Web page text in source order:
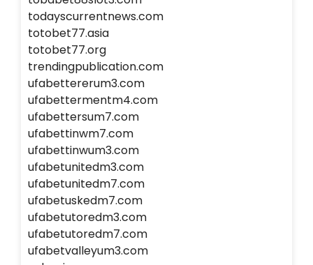
todayscurrentnews.com
totobet77.asia
totobet77.org
trendingpublication.com
ufabettererum3.com
ufabettermentm4.com
ufabettersum7.com
ufabettinwm7.com
ufabettinwum3.com
ufabetunitedm3.com
ufabetunitedm7.com
ufabetuskedm7.com
ufabetutoredm3.com
ufabetutoredm7.com
ufabetvalleyum3.com